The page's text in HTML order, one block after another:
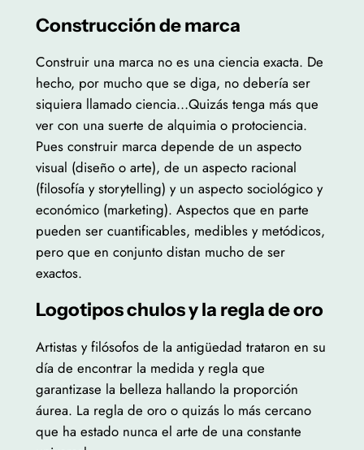
Construcción de marca
Construir una marca no es una ciencia exacta. De
hecho, por mucho que se diga, no debería ser
siquiera llamado ciencia…Quizás tenga más que
ver con una suerte de alquimia o protociencia.
Pues construir marca depende de un aspecto
visual (diseño o arte), de un aspecto racional
(filosofía y storytelling) y un aspecto sociológico y
económico (marketing). Aspectos que en parte
pueden ser cuantificables, medibles y metódicos,
pero que en conjunto distan mucho de ser
exactos.
Logotipos chulos y la regla de oro
Artistas y filósofos de la antigüedad trataron en su
día de encontrar la medida y regla que
garantizase la belleza hallando la proporción
áurea. La regla de oro o quizás lo más cercano
que ha estado nunca el arte de una constante